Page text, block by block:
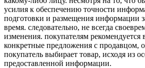
усилия к обеспечению точности
подготовки и размещения информации
время. следовательно, не всегда
изменения. покупателям рекомендуется
конкретные предложения с продавцом,
покупатель выбирает товар, исходя из
предоставленной информации.